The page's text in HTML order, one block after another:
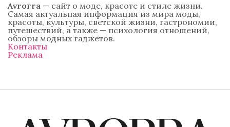
Avrorra — сайт о моде, красоте и стиле жизни.
Самая актуальная информация из мира моды,
красоты, культуры, светской жизни, гастрономии,
путешествий, а также — психология отношений,
обзоры модных гаджетов.
Контакты
Реклама